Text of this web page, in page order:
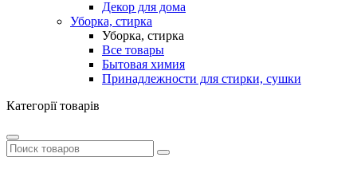
Декор для дома
Уборка, стирка
Уборка, стирка
Все товары
Бытовая химия
Принадлежности для стирки, сушки
Категорії товарів